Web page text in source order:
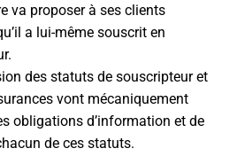
va proposer à ses clients
a lui-même souscrit en
des statuts de souscripteur et
vont mécaniquement
obligations d’information et de
de ces statuts.